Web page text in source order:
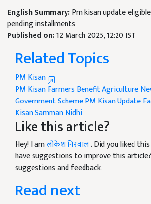
English Summary:Pm kisan update
pending installments
Published on:12 March 2025, 12:20 IST
Related Topics
PM Kisan
PM KisanFarmers BenefitAgriculture
Government SchemePM Kisan Update
Kisan Samman Nidhi
Like this article?
Hey! I amलोकेश निरवाल. Did you liked
have suggestions to improve this article?
suggestions and feedback.
Read next